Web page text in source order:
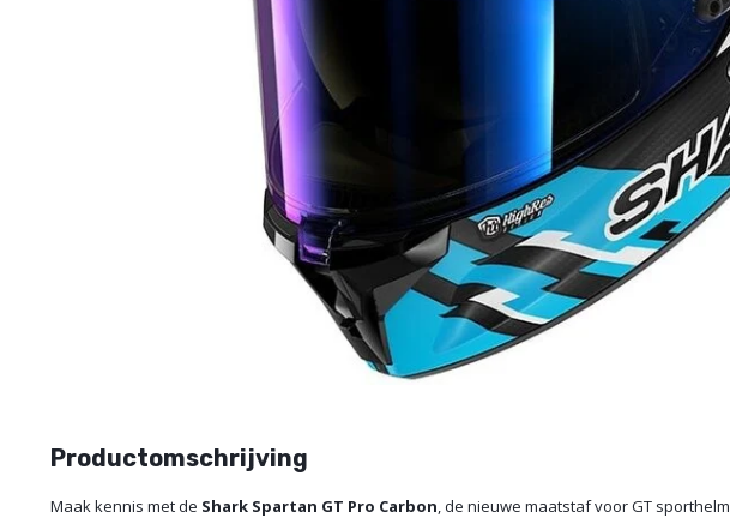
Productomschrijving
Maak kennis met de Shark Spartan GT Pro Carbon, de nieuwe maatstaf voor GT